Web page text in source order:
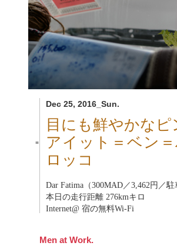
Dec 25, 2016_Sun.
■
目にも鮮やかな
アイット＝ベン
ロッコ
Dar Fatima（300MAD／3,462円／
本日の走行距離 276kmキロ
Internet@ 宿の無料Wi-Fi
Men at Work.